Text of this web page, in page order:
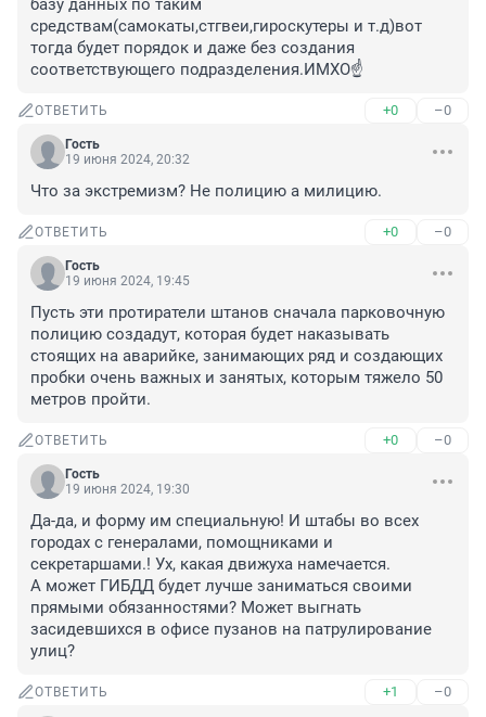
базу данных по таким
средствам(самокаты,стгвеи,гироскутеры и т.д)вот
тогда будет порядок и даже без создания
соответствующего подразделения.ИМХО☝️
ОТВЕТИТЬ +0 –0
Гость
19 июня 2024, 20:32
Что за экстремизм? Не полицию а милицию.
ОТВЕТИТЬ +0 –0
Гость
19 июня 2024, 19:45
Пусть эти протиратели штанов сначала парковочную
полицию создадут, которая будет наказывать
стоящих на аварийке, занимающих ряд и создающих
пробки очень важных и занятых, которым тяжело 50
метров пройти.
ОТВЕТИТЬ +0 –0
Гость
19 июня 2024, 19:30
Да-да, и форму им специальную! И штабы во всех
городах с генералами, помощниками и
секретаршами.! Ух, какая движуха намечается.
А может ГИБДД будет лучше заниматься своими
прямыми обязанностями? Может выгнать
засидевшихся в офисе пузанов на патрулирование
улиц?
ОТВЕТИТЬ +1 –0